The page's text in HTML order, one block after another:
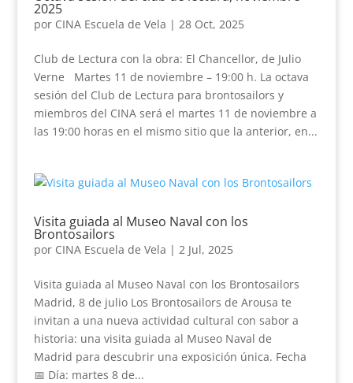
2025
por CINA Escuela de Vela | 28 Oct, 2025
Club de Lectura con la obra: El Chancellor, de Julio
Verne Martes 11 de noviembre – 19:00 h. La octava
sesión del Club de Lectura para brontosailors y
miembros del CINA será el martes 11 de noviembre a
las 19:00 horas en el mismo sitio que la anterior, en...
Visita guiada al Museo Naval con los
Brontosailors
por CINA Escuela de Vela | 2 Jul, 2025
Visita guiada al Museo Naval con los Brontosailors
Madrid, 8 de julio Los Brontosailors de Arousa te
invitan a una nueva actividad cultural con sabor a
historia: una visita guiada al Museo Naval de
Madrid para descubrir una exposición única. Fecha
📅 Día: martes 8 de...